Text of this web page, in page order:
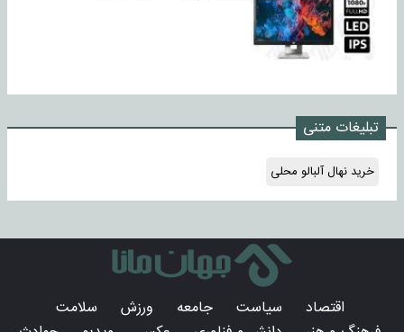
تبلیغات متنی
خرید نهال آلبالو محلی
اقتصاد سیاست جامعه ورزش
سلامت